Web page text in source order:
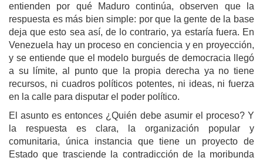
entienden por qué Maduro continúa, observen que la
respuesta es más bien simple: por que la gente de la base
deja que esto sea así, de lo contrario, ya estaría fuera. En
Venezuela hay un proceso en conciencia y en proyección,
y se entiende que el modelo burgués de democracia llegó
a su límite, al punto que la propia derecha ya no tiene
recursos, ni cuadros políticos potentes, ni ideas, ni fuerza
en la calle para disputar el poder político.
El asunto es entonces ¿Quién debe asumir el proceso? Y
la respuesta es clara, la organización popular y
comunitaria, única instancia que tiene un proyecto de
Estado que trasciende la contradicción de la moribunda